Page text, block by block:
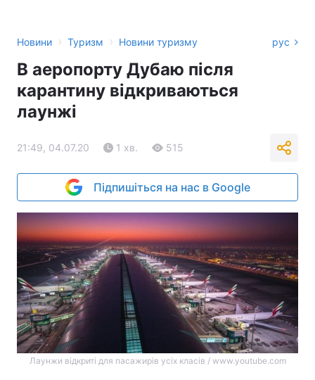
Новини › Туризм › Новини туризму рус
В аеропорту Дубаю після
карантину відкриваються
лаунжі
21:49, 04.07.20 1 хв. 515
Підпишіться на нас в Google
Лаунжи відкриті для пасажирів усіх класів / www.youtube.com